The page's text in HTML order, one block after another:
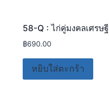
58-Q : ไก่คู่มงคลเศรษฐี
฿690.00
หยิบใส่ตะกร้า